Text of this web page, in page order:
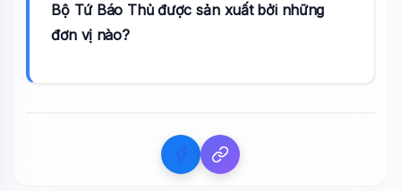
Bộ Tứ Báo Thủ được sản xuất bởi những
đơn vị nào?